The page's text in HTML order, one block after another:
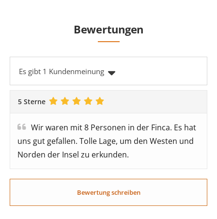
Bewertungen
Es gibt 1 Kundenmeinung
5 Sterne
Wir waren mit 8 Personen in der Finca. Es hat
uns gut gefallen. Tolle Lage, um den Westen und
Norden der Insel zu erkunden.
Bewertung schreiben